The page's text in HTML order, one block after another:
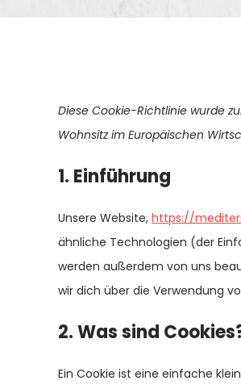
Diese Cookie-Richtlinie wurde
Wohnsitz im Europäischen
1. Einführung
Unsere Website, https://
ähnliche Technologien (der
werden außerdem von uns
wir dich über die Verwendung
2. Was sind
Ein Cookie ist eine einfache